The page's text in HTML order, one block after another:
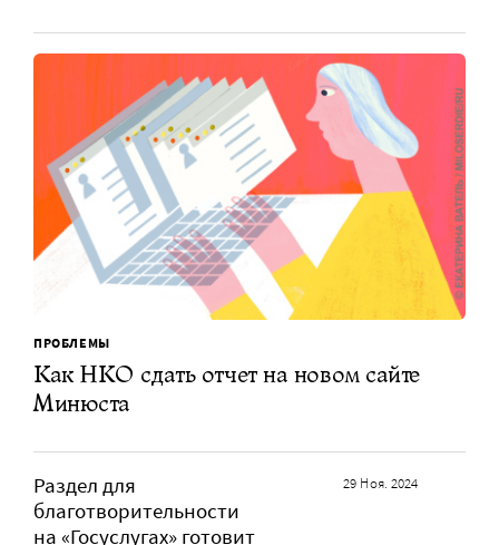
ПРОБЛЕМЫ
Как НКО сдать отчет на новом сайте
Минюста
Раздел для
благотворительности
на «Госуслугах» готовит
29 Ноя. 2024